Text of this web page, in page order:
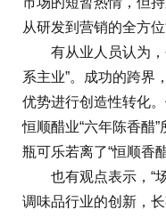
从研发到营销的全方位
有从业人员认为，
系主业”。成功的跨界
优势进行创造性转化
恒顺醋业“六年陈香醋
瓶可乐若离了“恒顺香
也有观点表示，“场
调味品行业的创新，